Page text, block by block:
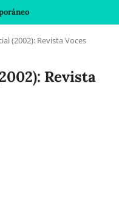
(2002): Revista Voces
Revista